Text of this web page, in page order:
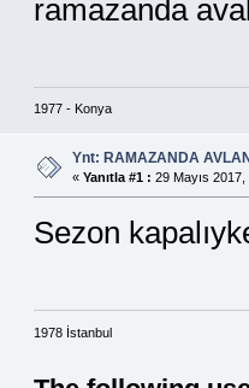
ramazanda
1977 - Konya
Ynt: RAMAZANDA
« Yanıtla #1 : 29 Mayıs
Sezon
1978 İstanbul